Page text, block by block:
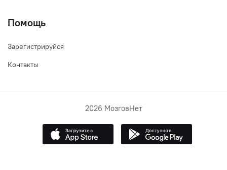
Помощь
Зарегистрируйся
Контакты
2026 МозговНет